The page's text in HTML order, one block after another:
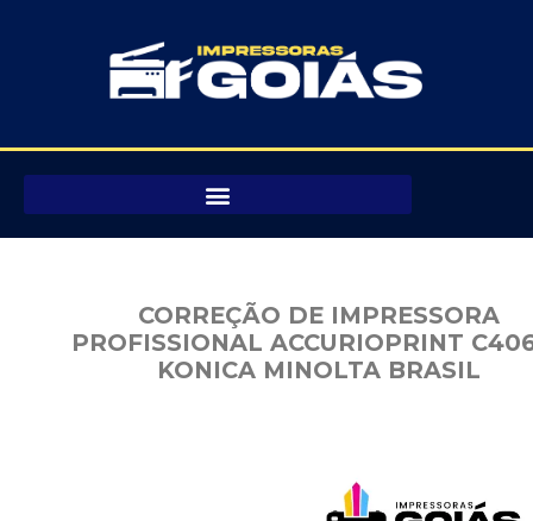
conteúdo
CORREÇÃO DE IMPRESSORA
PROFISSIONAL ACCURIOPRINT
KONICA MINOLTA BRASIL